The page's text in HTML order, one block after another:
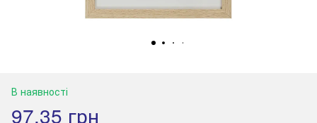
В наявності
97.35 грн